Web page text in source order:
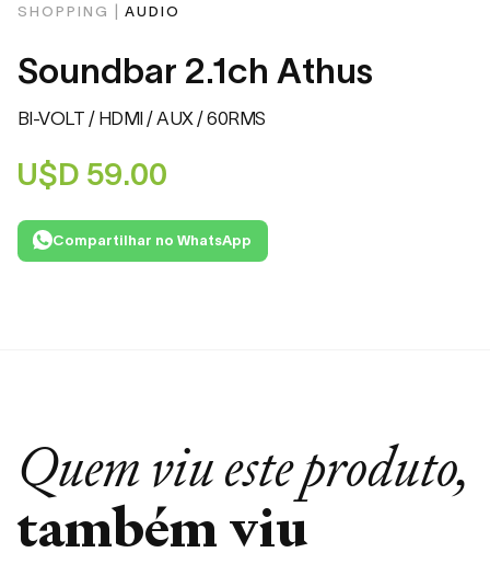
SHOPPING | AUDIO
Soundbar 2.1ch Athus
BI-VOLT / HDMI / AUX / 60RMS
U$D 59.00
Compartilhar no WhatsApp
Quem viu este produto,
também viu